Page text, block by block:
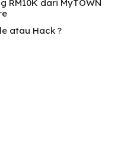
RM10K dari MyTOWN
atau Hack ?